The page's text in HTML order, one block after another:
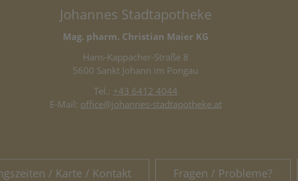
Johannes Stadtapotheke
Mag. pharm. Christian Maier KG
Hans-Kappacher-Straße 8
5600 Sankt Johann im Pongau
Tel.: +43 6412 4044
E-Mail: office@johannes-stadtapotheke.at
/ Karte / Kontakt Fragen / Probleme?